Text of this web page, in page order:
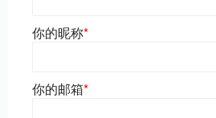
你的昵称*
你的邮箱*